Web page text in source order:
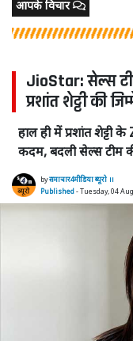
आपके विचार
JioStar: सेल्स
प्रशांत शेट्टी की
हाल ही में प्रशांत शेट्टी
कदम, बदली सेल्स टीम
byसमाचार4मीडिया ब्यूरो ।।
Published- Tuesday, 04